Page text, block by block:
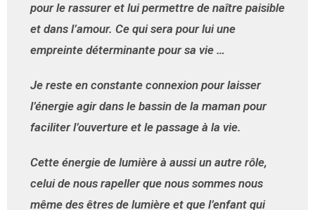
pour le rassurer et lui permettre de naître paisible
et dans l’amour. Ce qui sera pour lui une
empreinte déterminante pour sa vie …
Je reste en constante connexion pour laisser
l’énergie agir dans le bassin de la maman pour
faciliter l’ouverture et le passage à la vie.
Cette énergie de lumière à aussi un autre rôle,
celui de nous rapeller que nous sommes nous
même des êtres de lumière et que l’enfant qui